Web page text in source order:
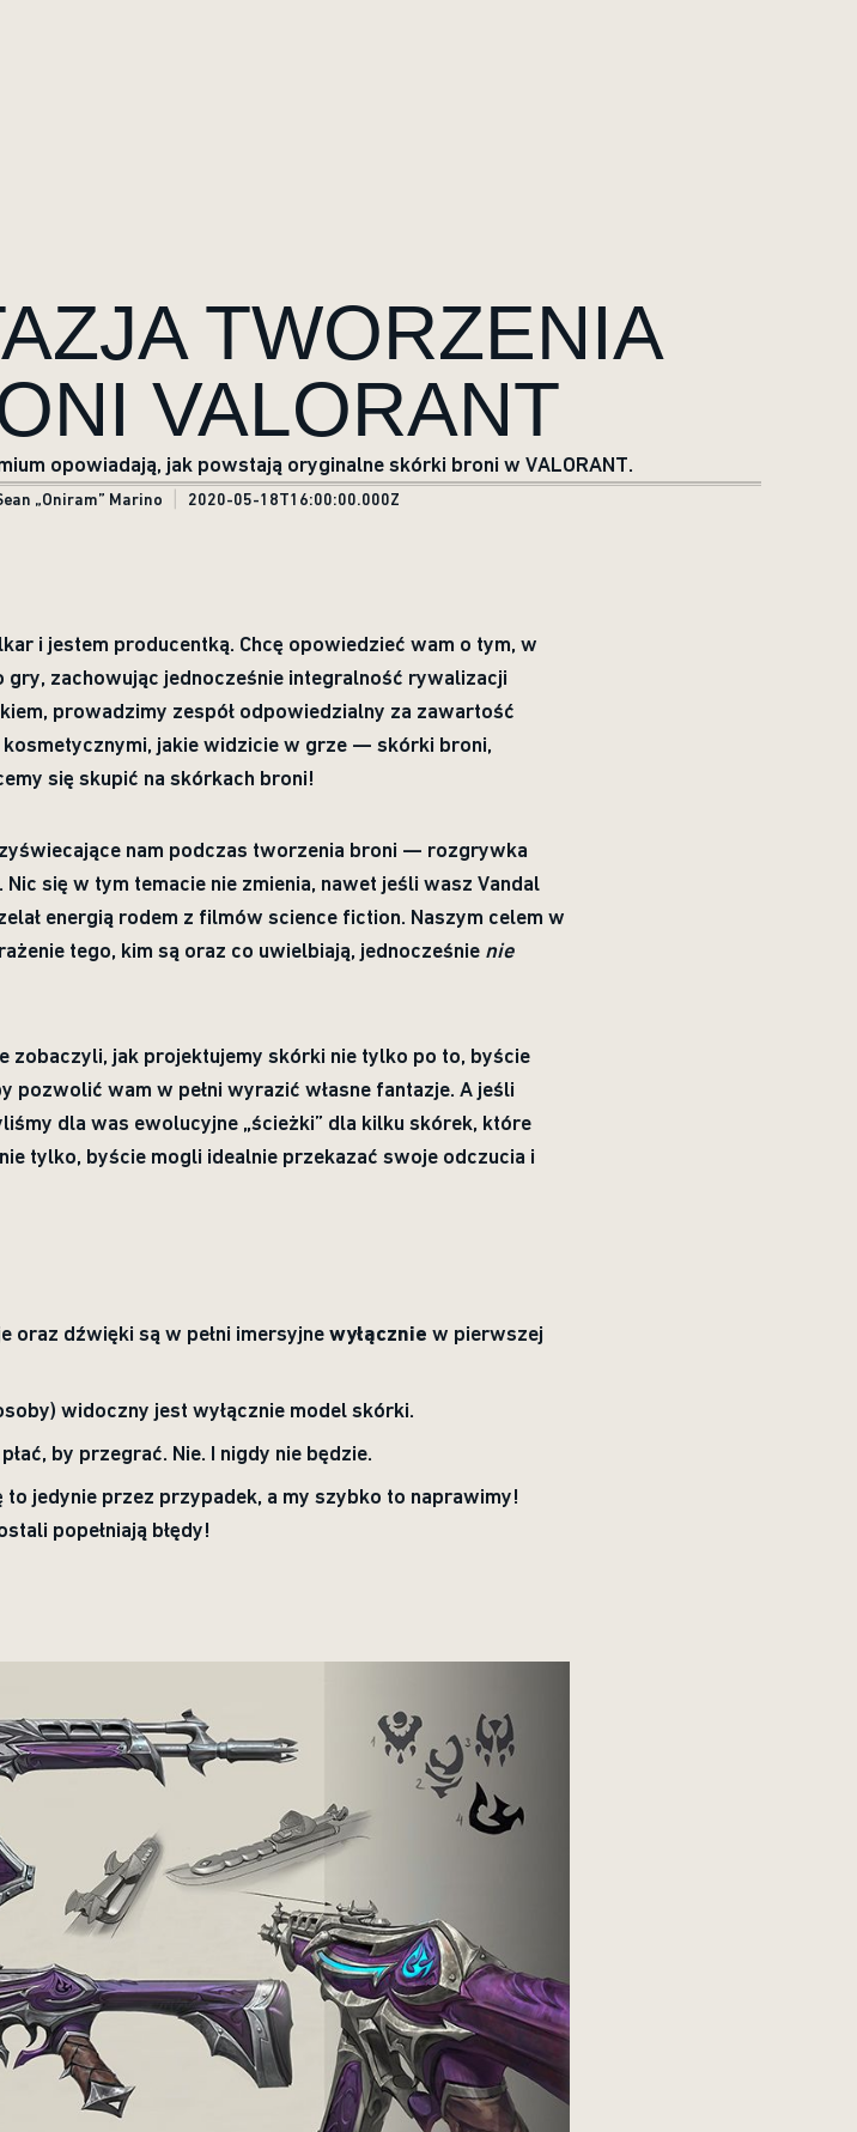
TWORZENIA
VALORANT
opowiadają, jak powstają oryginalne skórki broni w VALORANT.
„Oniram” Marino 2020-05-18T16:00:00.000Z
i jestem producentką. Chcę opowiedzieć wam o tym, w
zachowując jednocześnie integralność rywalizacji
prowadzimy zespół odpowiedzialny za zawartość
jakie widzicie w grze — skórki broni,
się skupić na skórkach broni!
nam podczas tworzenia broni — rozgrywka
się w tym temacie nie zmienia, nawet jeśli wasz Vandal
energią rodem z filmów science fiction. Naszym celem w
tego, kim są oraz co uwielbiają, jednocześnie nie
zobaczyli, jak projektujemy skórki nie tylko po to, byście
wam w pełni wyrazić własne fantazje. A jeśli
dla was ewolucyjne „ścieżki” dla kilku skórek, które
tylko, byście mogli idealnie przekazać swoje odczucia i
oraz dźwięki są w pełni imersyjnewyłącznie w pierwszej
widoczny jest wyłącznie model skórki.
by przegrać. Nie. I nigdy nie będzie.
jedynie przez przypadek, a my szybko to naprawimy!
popełniają błędy!